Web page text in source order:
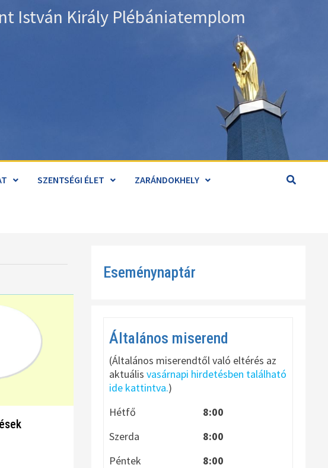
István Király Plébániatemplom
SZENTSÉGI ÉLET ZARÁNDOKHELY
Eseménynaptár
Általános miserend
(Általános miserendtől való eltérés az
aktuálisvasárnapi hirdetésben található
ide kattintva.)
Hétfő
8:00
Szerda
8:00
Péntek
8:00